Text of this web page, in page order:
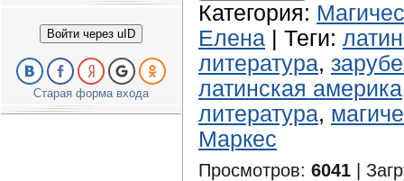
Войти через uID
Старая форма входа
Категория:
Елена
Теги:
литература,
латинская америка
литература,
Маркес
Просмотров: 6041